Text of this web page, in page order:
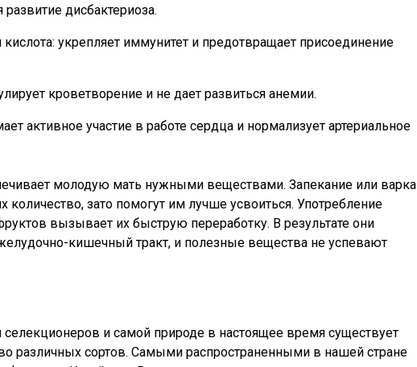
дисбактериоза.
укрепляет иммунитет и предотвращает присоединение
кроветворение и не дает развиться анемии.
активное участие в работе сердца и нормализует артериальное
молодую мать нужными веществами. Запекание или варка
зато помогут им лучше усвоиться. Употребление
вызывает их быструю переработку. В результате они
кишечный тракт, и полезные вещества не успевают
селекционеров и самой природе в настоящее время существует
различных сортов. Самыми распространенными в нашей стране